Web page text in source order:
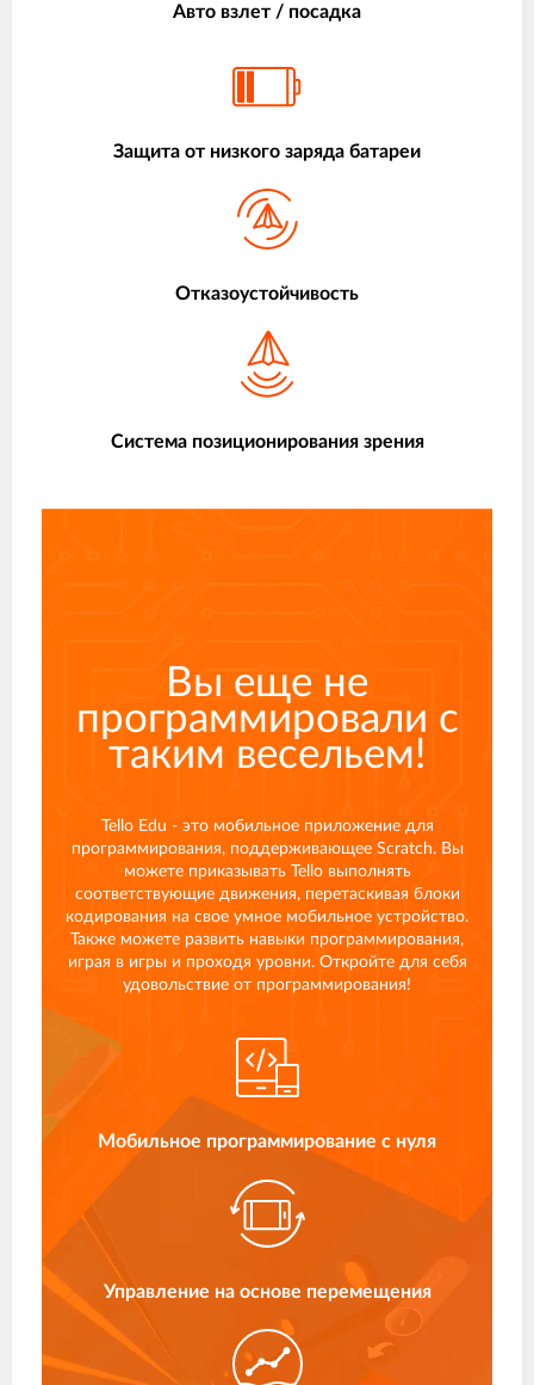
Авто взлет / посадка
Защита от низкого заряда батареи
Отказоустойчивость
Система позиционирования зрения
Вы еще не
программировали с
таким весельем!
Tello Edu - это мобильное приложение для
программирования, поддерживающее Scratch. Вы
можете приказывать Tello выполнять
соответствующие движения, перетаскивая блоки
кодирования на свое умное мобильное устройство.
Также можете развить навыки программирования,
играя в игры и проходя уровни. Откройте для себя
удовольствие от программирования!
Мобильное программирование с нуля
Управление на основе перемещения